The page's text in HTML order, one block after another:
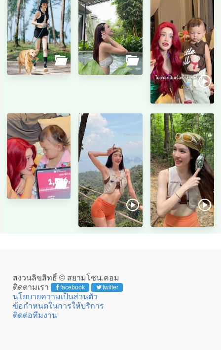
สงวนลิขสิทธิ์ © สยามโซน.คอม
ติดตามเรา
facebook twitter
นโยบายความเป็นส่วนตัว
ข้อกำหนดในการให้บริการ
ติดต่อทีมงาน